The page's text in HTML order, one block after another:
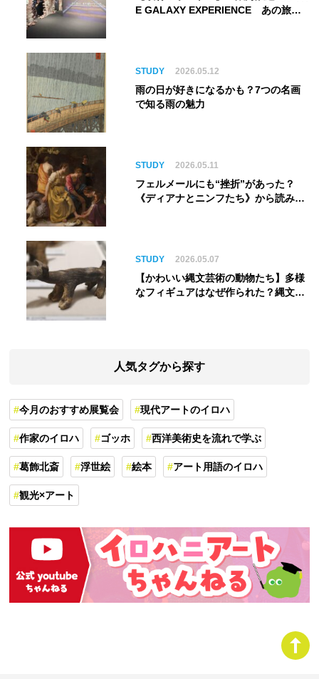
E GALAXY EXPERIENCE あの旅
ム】
STUDY 2026.05.12
雨の日が好きになるかも？7つの名画
で知る雨の魅力
STUDY 2026.05.11
フェルメールにも“挫折”があった？
《ディアナとニンフたち》から読み解
STUDY 2026.05.07
【かわいい縄文芸術の動物たち】多様
なフィギュアはなぜ作られた？縄文人
人気タグから探す
今月のおすすめ展覧会 現代アートのイロハ
作家のイロハ ゴッホ 西洋美術史を流れで学ぶ
葛飾北斎 浮世絵 絵本 アート用語のイロハ
観光×アート